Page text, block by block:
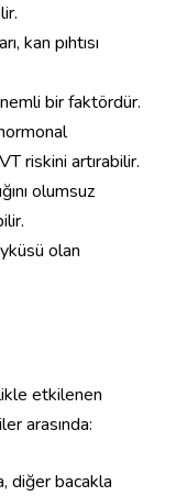
kan pıhtısı
bir faktördür.
riskini artırabilir.
olumsuz
olan
etkilenen
arasında:
diğer bacakla